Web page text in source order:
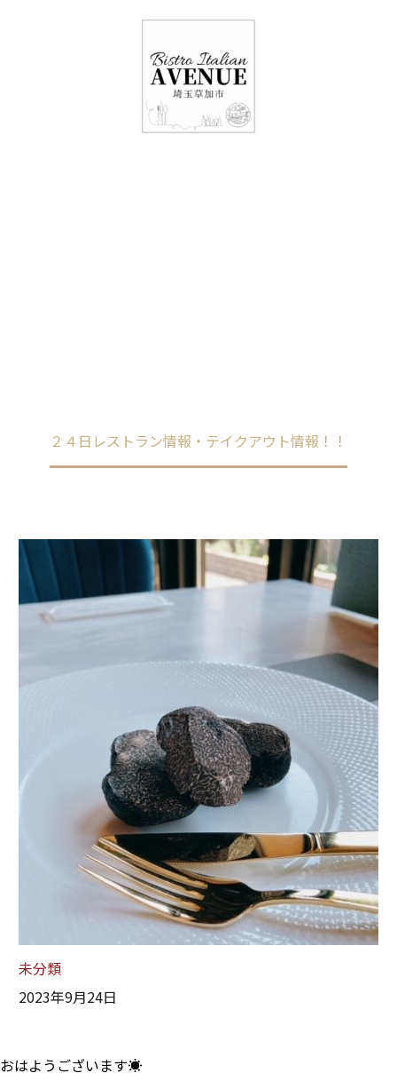
２４日レストラン情報・テイクアウト情報！！
未分類
2023年9月24日
おはようございます☀